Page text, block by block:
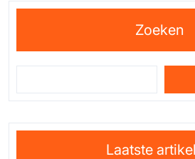
Zoeken
Laatste